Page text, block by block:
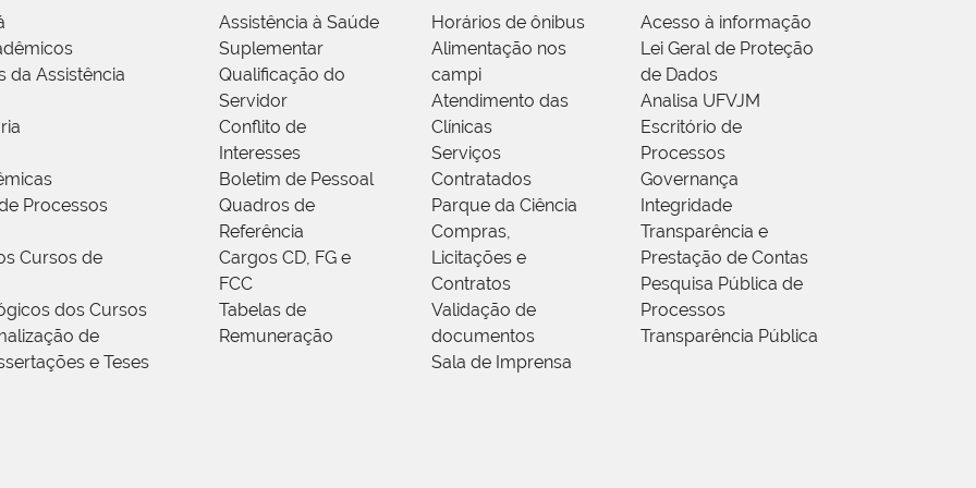
da Assistência
Processos
Cursos de
dos Cursos
de
e Teses
Assistência à Saúde
Suplementar
Qualificação do
Servidor
Conflito de
Interesses
Boletim de Pessoal
Quadros de
Referência
Cargos CD, FG e
FCC
Tabelas de
Remuneração
Horários de ônibus
Alimentação nos
campi
Atendimento das
Clínicas
Serviços
Contratados
Parque da Ciência
Compras,
Licitações e
Contratos
Validação de
documentos
Sala de Imprensa
Acesso à informação
Lei Geral de Proteção
de Dados
Analisa UFVJM
Escritório de
Processos
Governança
Integridade
Transparência e
Prestação de Contas
Pesquisa Pública de
Processos
Transparência Pública